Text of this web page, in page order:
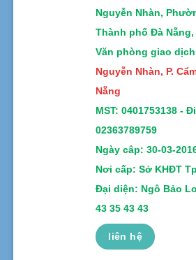
Nguyễn Nhàn,
Thành phố Đà Nẵng,
Văn phòng giao
Nguyễn Nhàn, P.
Nẵng
MST: 0401753138 -
02363789759
Ngày câp: 30-03-
Nơi cấp: Sở KHĐT
Đại diện: Ngô Bảo
43 35 43 43
liên hệ